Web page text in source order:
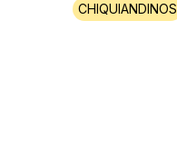
CHIQUIANDINOS